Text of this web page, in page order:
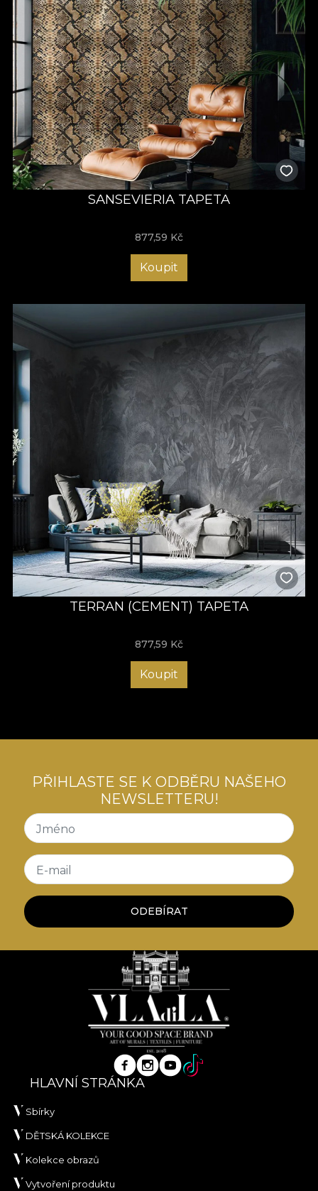
SANSEVIERIA TAPETA
877,59 Kč
Koupit
TERRAN (CEMENT) TAPETA
877,59 Kč
Koupit
PŘIHLASTE SE K ODBĚRU NAŠEHO
NEWSLETTERU!
Jméno
E-mail
ODEBÍRAT
HLAVNÍ STRÁNKA
Sbírky
DĚTSKÁ KOLEKCE
Kolekce obrazů
Vytvoření produktu